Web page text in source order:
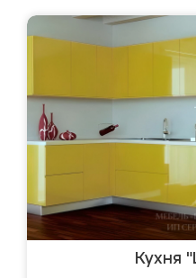
Кухня